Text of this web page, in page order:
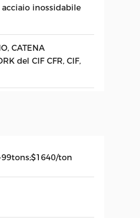
inossidabile
CATENA
del CIF CFR, CIF,
ton